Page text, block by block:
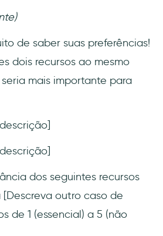
de saber suas preferências!
dois recursos ao mesmo
mais importante para
dos seguintes recursos
outro caso de
de 1 (essencial) a 5 (não